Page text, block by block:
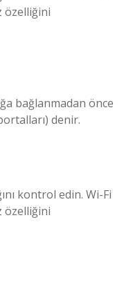
özelliğini
bağlanmadan önce
denir.
kontrol edin. Wi-Fi
özelliğini